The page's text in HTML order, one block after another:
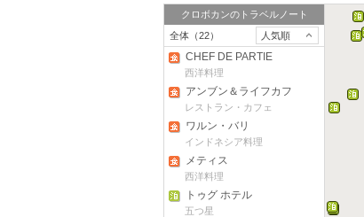
クロボカンのトラベルノート
全体（22）
人気順
CHEF DE PARTIE
西洋料理
アンブン＆ライフカフ
ェ
レストラン・カフェ
ワルン・バリ
インドネシア料理
メティス
西洋料理
トゥグ ホテル
五つ星